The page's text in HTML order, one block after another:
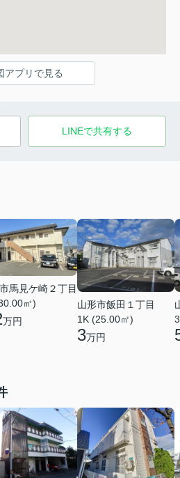
アプリで見る
LINEで共有する
馬見ケ崎２丁目
㎡)
万円
山形市飯田１丁目
1K (25.00㎡)
3万円